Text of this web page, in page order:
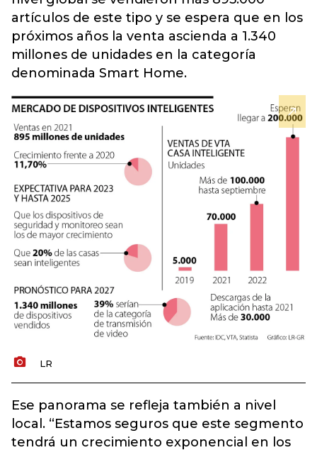
artículos de este tipo y se espera que en los
próximos años la venta ascienda a 1.340
millones de unidades en la categoría
denominada Smart Home.
LR
Ese panorama se refleja también a nivel
local. “Estamos seguros que este segmento
tendrá un crecimiento exponencial en los